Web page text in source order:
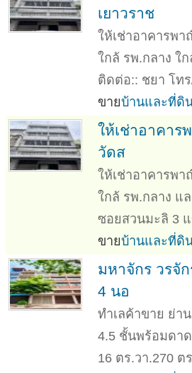
เยาวราช
ให้เช่าอาคารพ
ใกล้ รพ.กลาง ใ
ติดต่อ:: ชยา โทร
ขายบ้านและที่ดิ
ให้เช่าอาคา
วัดส
ให้เช่าอาคารพ
ใกล้ รพ.กลาง แ
ซอยสวนมะลิ 3
ขายบ้านและที่ดิ
มหาจักร วรจั
4 นอ
ทำเลค้าขาย ย่า
4.5 ชั้นพร้อมดา
16 ตร.วา.270